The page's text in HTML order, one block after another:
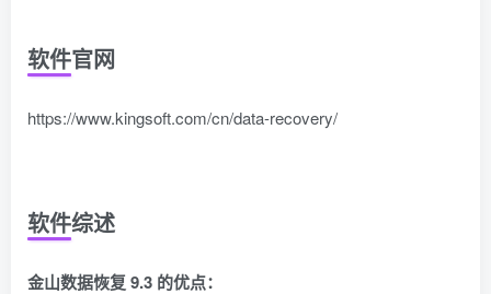
软件官网
https://www.kingsoft.com/cn/data-recovery/
软件综述
金山数据恢复 9.3 的优点：